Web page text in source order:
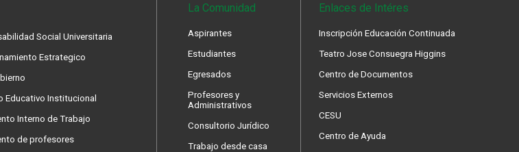
Social Universitaria
Estrategico
Educativo Institucional
Interno de Trabajo
de profesores
La Comunidad
Aspirantes
Estudiantes
Egresados
Profesores y
Administrativos
Consultorio Jurídico
Trabajo desde casa
Enlaces de Intéres
Inscripción Educación Continuada
Teatro Jose Consuegra Higgins
Centro de Documentos
Servicios Externos
CESU
Centro de Ayuda